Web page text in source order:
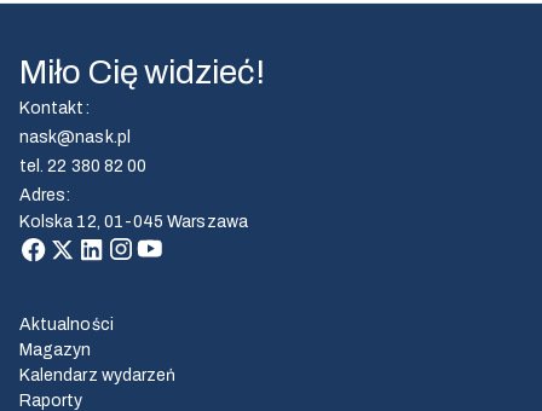
Miło Cię widzieć!
Kontakt :
nask@nask.pl
tel.22 380 82 00
Adres:
Kolska 12, 01-045 Warszawa
Aktualności
Magazyn
Kalendarz wydarzeń
Raporty